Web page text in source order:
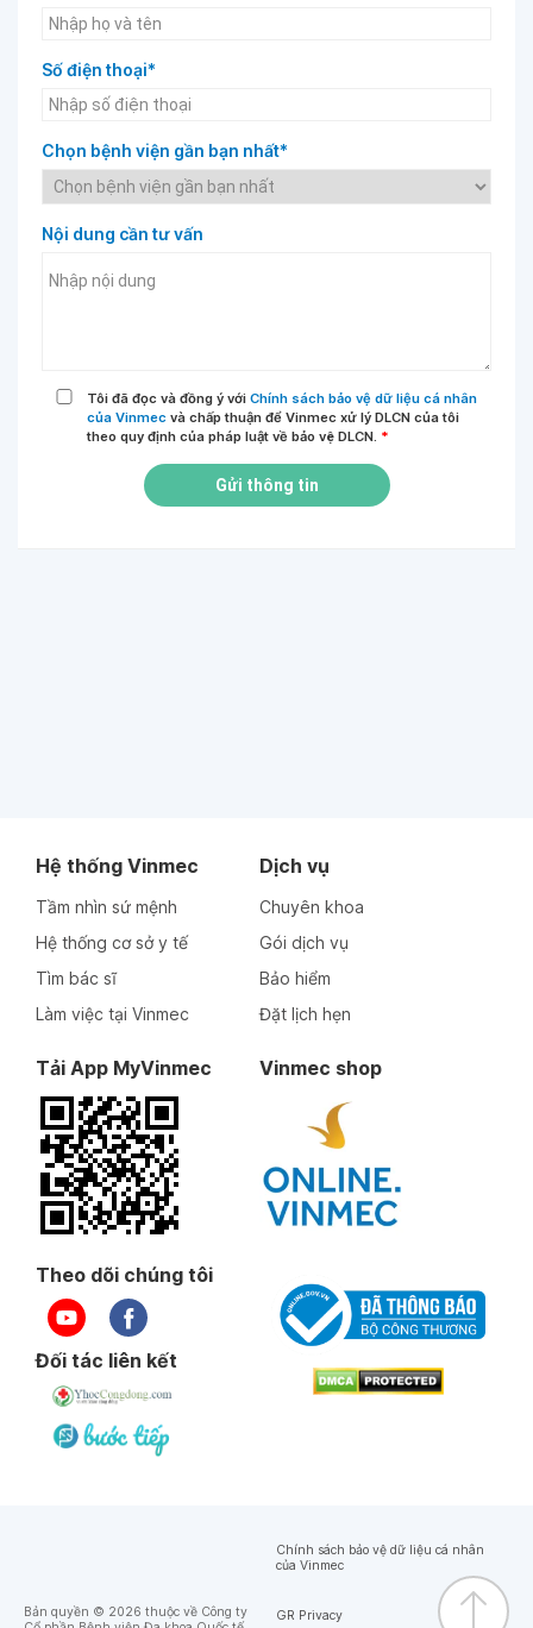
Số điện thoại*
Chọn bệnh viện gần bạn nhất*
Nội dung cần tư vấn
Tôi đã đọc và đồng ý với Chính sách bảo vệ dữ liệu cá nhân
của Vinmec và chấp thuận để Vinmec xử lý DLCN của tôi
theo quy định của pháp luật về bảo vệ DLCN. *
Gửi thông tin
Hệ thống Vinmec
Tầm nhìn sứ mệnh
Hệ thống cơ sở y tế
Tìm bác sĩ
Làm việc tại Vinmec
Dịch vụ
Chuyên khoa
Gói dịch vụ
Bảo hiểm
Đặt lịch hẹn
Tải App MyVinmec Vinmec shop
Theo dõi chúng tôi
Đối tác liên kết
Bản quyền © 2026 thuộc về Công ty
Chính sách bảo vệ dữ liệu cá nhân
của Vinmec
GR Privacy